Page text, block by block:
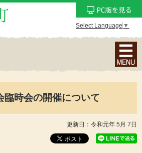
Select Language ▼
ナ
ビ
ン
メ
臨時会の開催について
更新日：令和元年 5月 7日